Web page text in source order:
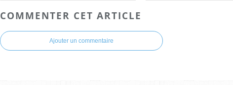
COMMENTER CET ARTICLE
Ajouter un commentaire